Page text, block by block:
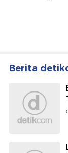
Berita